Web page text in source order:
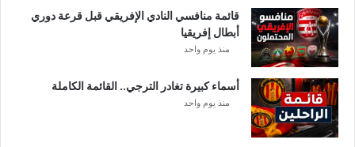
قائمة منافسي النادي الإفريقي قبل قرعة دوري
أبطال إفريقيا
منذ يوم واحد
أسماء كبيرة تغادر الترجي.. القائمة الكاملة
منذ يوم واحد